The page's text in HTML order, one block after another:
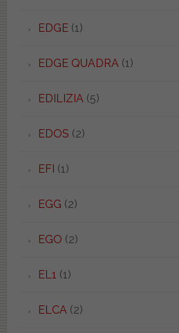
EDGE(1)
EDGE QUADRA (1)
EDILIZIA (5)
EDOS (2)
EFI (1)
EGG (2)
EGO (2)
EL1 (1)
ELCA (2)